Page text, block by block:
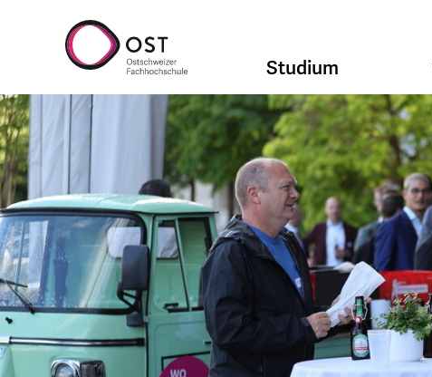
Studium